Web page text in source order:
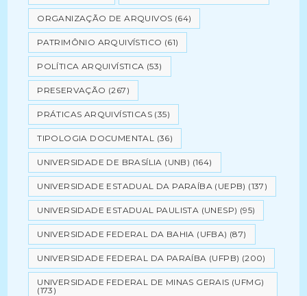
ORGANIZAÇÃO DE ARQUIVOS (64)
PATRIMÔNIO ARQUIVÍSTICO (61)
POLÍTICA ARQUIVÍSTICA (53)
PRESERVAÇÃO (267)
PRÁTICAS ARQUIVÍSTICAS (35)
TIPOLOGIA DOCUMENTAL (36)
UNIVERSIDADE DE BRASÍLIA (UNB) (164)
UNIVERSIDADE ESTADUAL DA PARAÍBA (UEPB) (137)
UNIVERSIDADE ESTADUAL PAULISTA (UNESP) (95)
UNIVERSIDADE FEDERAL DA BAHIA (UFBA) (87)
UNIVERSIDADE FEDERAL DA PARAÍBA (UFPB) (200)
UNIVERSIDADE FEDERAL DE MINAS GERAIS (UFMG)
(173)